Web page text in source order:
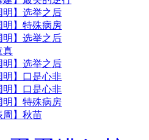
明】选举之后
明】特殊病房
明】选举之后
真
明】选举之后
明】口是心非
明】口是心非
明】特殊病房
周】秋苗